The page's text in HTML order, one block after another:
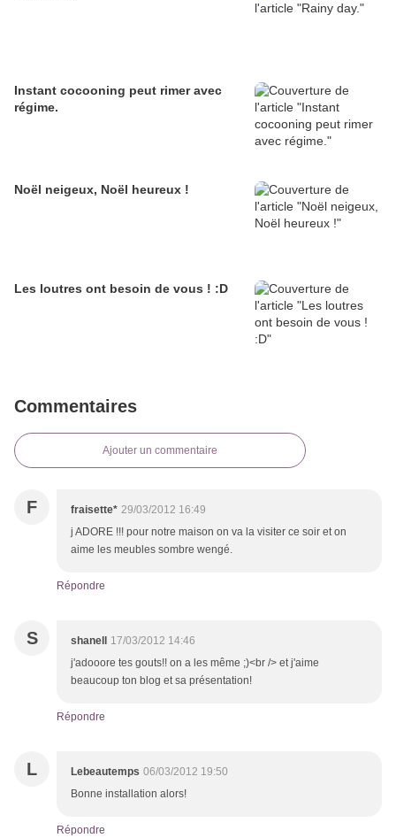
Instant cocooning peut rimer avec
régime.
Noël neigeux, Noël heureux !
Les loutres ont besoin de vous ! :D
Commentaires
Ajouter un commentaire
F fraisette* 29/03/2012 16:49
j ADORE !!! pour notre maison on va la visiter ce soir et on
aime les meubles sombre wengé.
Répondre
S shanell
17/03/2012 14:46
j'adooore tes gouts!! on a les même ;)<br /> et j'aime
beaucoup ton blog et sa présentation!
Répondre
L Lebeautemps 06/03/2012 19:50
Bonne installation alors!
Répondre